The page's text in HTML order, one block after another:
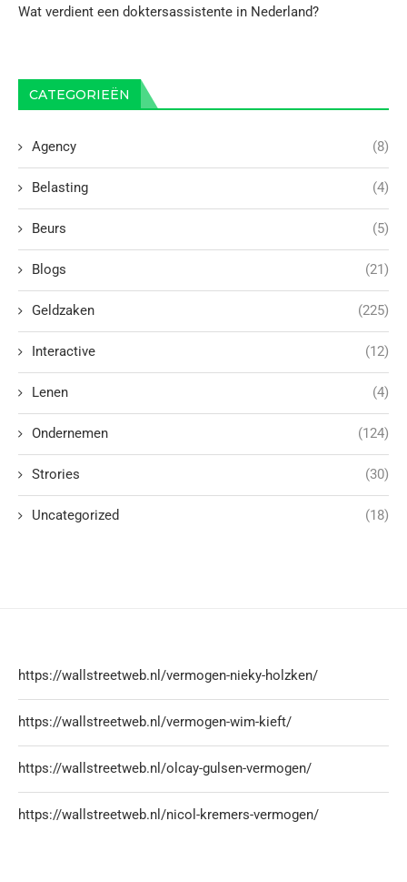
Wat verdient een doktersassistente in Nederland?
CATEGORIEËN
Agency (8)
Belasting (4)
Beurs (5)
Blogs (21)
Geldzaken (225)
Interactive (12)
Lenen (4)
Ondernemen (124)
Strories (30)
Uncategorized (18)
https://wallstreetweb.nl/vermogen-nieky-holzken/
https://wallstreetweb.nl/vermogen-wim-kieft/
https://wallstreetweb.nl/olcay-gulsen-vermogen/
https://wallstreetweb.nl/nicol-kremers-vermogen/